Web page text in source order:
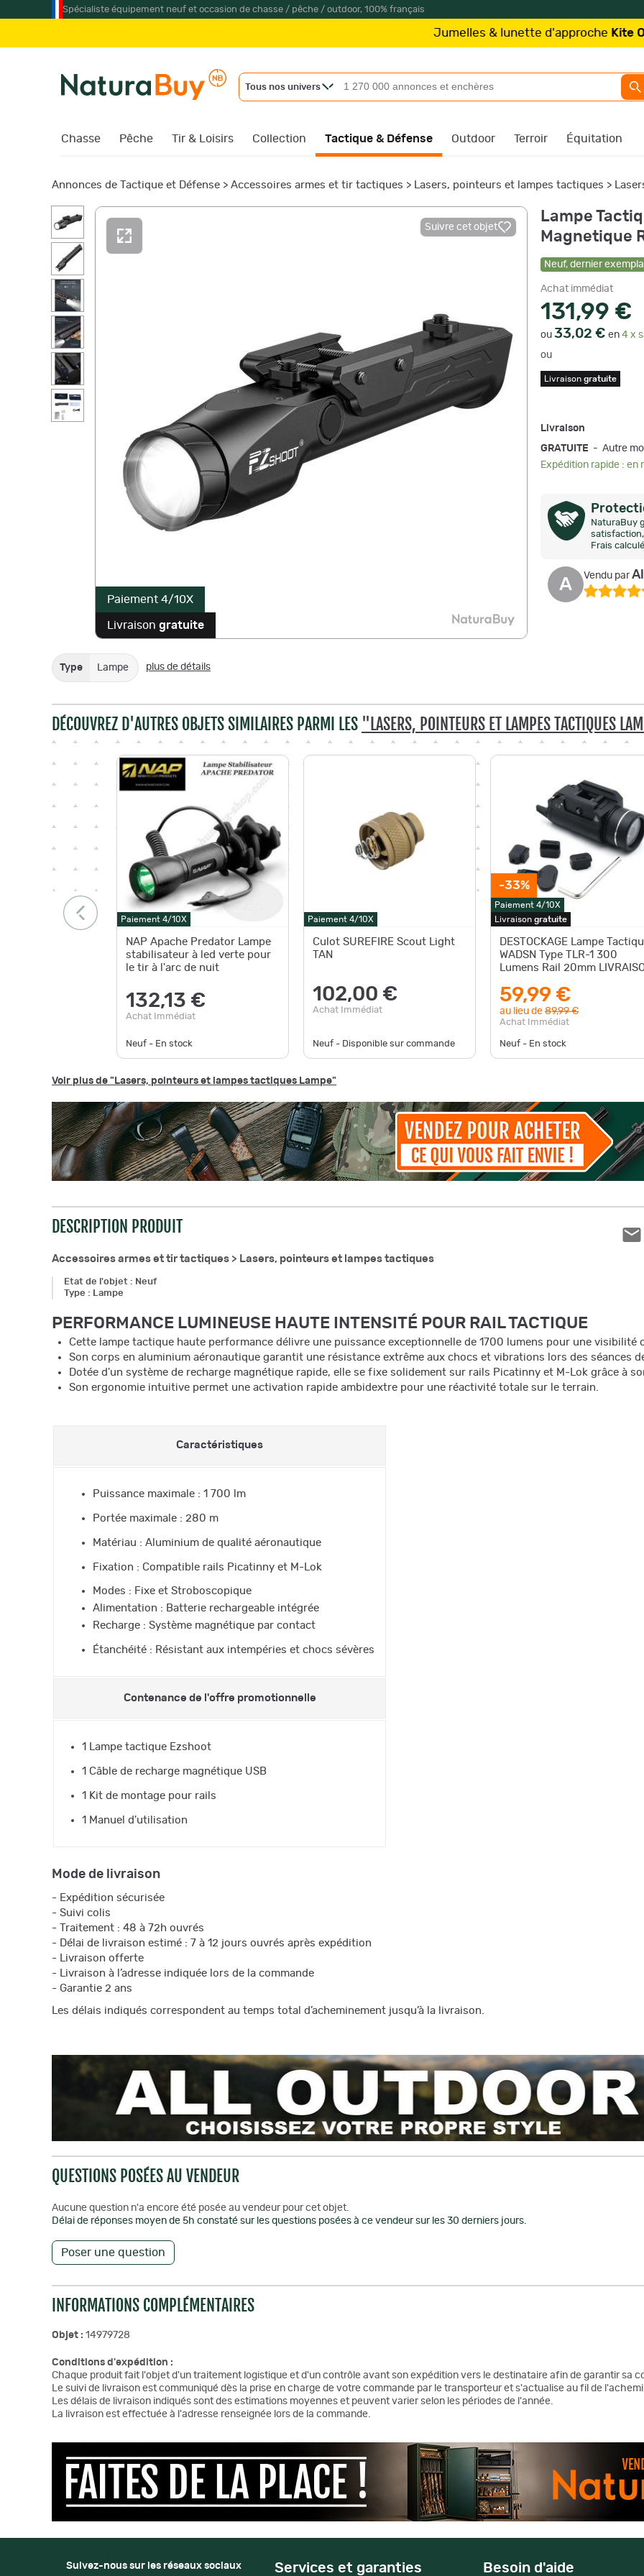
Spécialiste équipement neuf et occasion de chasse / pêche / outdoor, 100% français
Jumelles & lunette d'approcheKite Optics à
Tous nos univers
Chasse Pêche Tir & Loisirs Collection Tactique & Défense Outdoor Terroir Équitation
Annonces de Tactique et Défense > Accessoires armes et tir tactiques > Lasers, pointeurs et lampes tactiques >
Paiement 4/10X
Livraison gratuite
Suivre cet objet
Type Lampe plus de détails
Lampe
Magnetique
Neuf, dernier
Achat immédiat
131,99 €
ou 33,02 € en 4 x
ou
Livraison gratuite
Livraison
GRATUITE - Autre
Expédition rapide : en
NaturaBuy
Frais
A Vendu par
DÉCOUVREZ D'AUTRES OBJETS SIMILAIRES PARMI LES "LASERS, POINTEURS ET LAMPES TACTIQUES
Paiement 4/10X
NAP Apache Predator Lampe
stabilisateur à led verte pour
le tir à l'arc de nuit
132,13 €
Achat Immédiat
Neuf - En stock
Paiement 4/10X
Culot SUREFIRE Scout Light
TAN
102,00 €
Achat Immédiat
Neuf - Disponible sur commande
-33%
Paiement 4/10X
Livraison gratuite
DESTOCKAGE Lampe
WADSN Type TLR-1 300
Lumens Rail 20mm
59,99 €
au lieu de 89,99 €
Achat Immédiat
Neuf - En stock
Voir plus de "Lasers, pointeurs et lampes tactiques Lampe"
DESCRIPTION PRODUIT
Accessoires armes et tir tactiques > Lasers, pointeurs et lampes tactiques
Etat de l'objet : Neuf
Type : Lampe
PERFORMANCE LUMINEUSE HAUTE INTENSITÉ POUR RAIL TACTIQUE
Cette lampe tactique haute performance délivre une puissance exceptionnelle de 1700 lumens pour une visibilité
Son corps en aluminium aéronautique garantit une résistance extrême aux chocs et vibrations lors des séances
Dotée d'un système de recharge magnétique rapide, elle se fixe solidement sur rails Picatinny et M-Lok grâce à
Son ergonomie intuitive permet une activation rapide ambidextre pour une réactivité totale sur le terrain.
Caractéristiques
Puissance maximale : 1 700 lm
Portée maximale : 280 m
Matériau : Aluminium de qualité aéronautique
Fixation : Compatible rails Picatinny et M-Lok
Modes : Fixe et Stroboscopique
Alimentation : Batterie rechargeable intégrée
Recharge : Système magnétique par contact
Étanchéité : Résistant aux intempéries et chocs sévères
Contenance de l'offre promotionnelle
1 Lampe tactique Ezshoot
1 Câble de recharge magnétique USB
1 Kit de montage pour rails
1 Manuel d'utilisation
Mode de livraison
- Expédition sécurisée
- Suivi colis
- Traitement : 48 à 72h ouvrés
- Délai de livraison estimé : 7 à 12 jours ouvrés après expédition
- Livraison offerte
- Livraison à l’adresse indiquée lors de la commande
- Garantie 2 ans
Les délais indiqués correspondent au temps total d’acheminement jusqu’à la livraison.
QUESTIONS POSÉES AU VENDEUR
Aucune question n'a encore été posée au vendeur pour cet objet.
Délai de réponses moyen de 5h constaté sur les questions posées à ce vendeur sur les 30 derniers jours.
Poser une question
INFORMATIONS COMPLÉMENTAIRES
Objet : 14979728
Conditions d'expédition :
Chaque produit fait l'objet d'un traitement logistique et d'un contrôle avant son expédition vers le destinataire afin de garantir sa
Le suivi de livraison est communiqué dès la prise en charge de votre commande par le transporteur et s'actualise au fil de
Les délais de livraison indiqués sont des estimations moyennes et peuvent varier selon les périodes de l'année.
La livraison est effectuée à l'adresse renseignée lors de la commande.
Suivez-nous sur les réseaux sociaux Services et garanties Besoin d'aide